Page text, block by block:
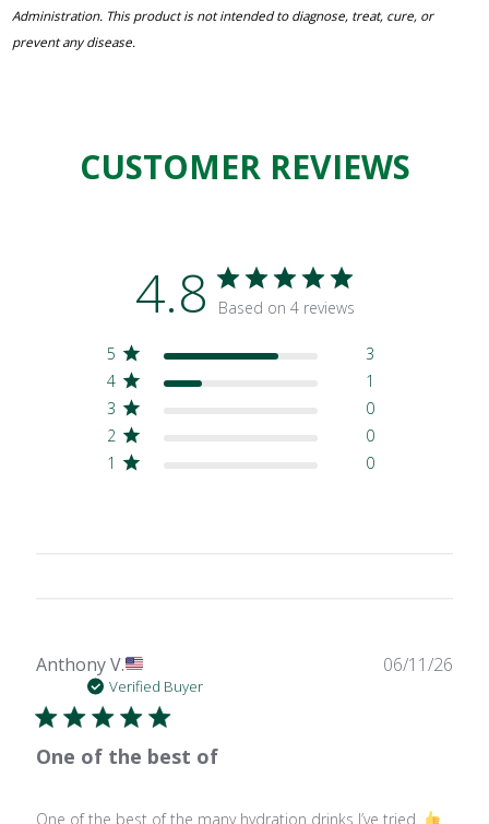
Administration. This product is not intended to diagnose, treat, cure, or
prevent any disease.
CUSTOMER REVIEWS
4.8 Based on 4 reviews
5
3
4
1
3
0
2
0
1
0
Anthony V.
Verified Buyer
One of the best of
One of the best of the many hydration drinks I’ve tried.
06/11/26